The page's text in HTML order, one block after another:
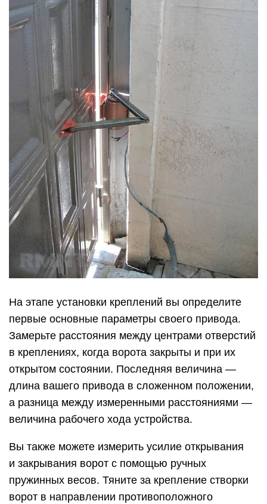
На этапе установки креплений вы определите
первые основные параметры своего привода.
Замерьте расстояния между центрами отверстий
в креплениях, когда ворота закрыты и при их
открытом состоянии. Последняя величина —
длина вашего привода в сложенном положении,
а разница между измеренными расстояниями —
величина рабочего хода устройства.
Вы также можете измерить усилие открывания
и закрывания ворот с помощью ручных
пружинных весов. Тяните за крепление створки
ворот в направлении противоположного